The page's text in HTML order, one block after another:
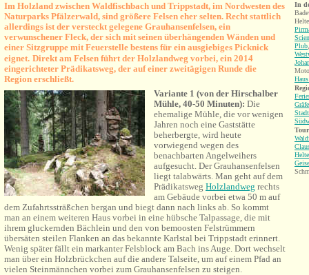
Im Holzland zwischen Waldfischbach und Trippstadt, im Nordwesten des
Naturparks Pfälzerwald, sind größere Felsen eher selten. Recht stattlich
allerdings ist der versteckt gelegene Grauhansenfelsen, ein
verwunschener Fleck, der sich mit seinen überhängenden Wänden und
einer Sitzgruppe mit Feuerstelle bestens für ein ausgiebiges Picknick
eignet. Direkt am Felsen führt der Holzlandweg vorbei, ein 2014
eingerichteter Prädikatsweg, der auf einer zweitägigen Runde die
Region erschließt.
Variante 1 (von der Hirschalber
Mühle, 40-50 Minuten): Die
ehemalige Mühle, die vor wenigen
Jahren noch eine Gaststätte
beherbergte, wird heute
vorwiegend wegen des
benachbarten Angelweihers
aufgesucht. Der Grauhansenfelsen
liegt talabwärts. Man geht auf dem
Prädikatsweg Holzlandweg rechts
am Gebäude vorbei etwa 50 m auf
dem Zufahrtssträßchen bergan und biegt dann nach links ab. So kommt
man an einem weiteren Haus vorbei in eine hübsche Talpassage, die mit
ihrem gluckernden Bächlein und den von bemoosten Felstrümmern
übersäten steilen Flanken an das bekannte Karlstal bei Trippstadt erinnert.
Wenig später fällt ein markanter Felsblock am Bach ins Auge. Dort wechselt
man über ein Holzbrückchen auf die andere Talseite, um auf einem Pfad an
vielen Steinmännchen vorbei zum Grauhansenfelsen zu steigen.
In
Plub